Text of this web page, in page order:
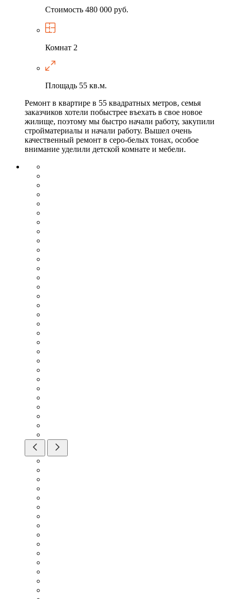
Стоимость 480 000 руб.
Комнат 2
Площадь 55 кв.м.
Ремонт в квартире в 55 квадратных метров, семья
заказчиков хотели побыстрее въехать в свое новое
жилище, поэтому мы быстро начали работу, закупили
стройматериалы и начали работу. Вышел очень
качественный ремонт в серо-белых тонах, особое
внимание уделили детской комнате и мебели.